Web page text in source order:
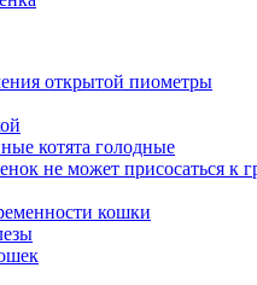
открытой пиометры
котята голодные
не может присосаться к
кошки